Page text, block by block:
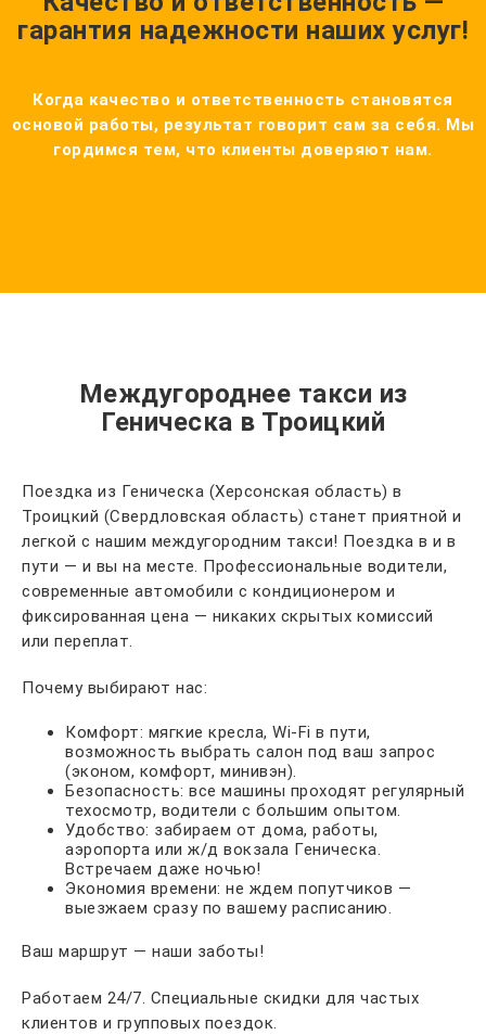
гарантия надежности наших услуг!
Когда качество и ответственность становятся
основой работы, результат говорит сам за себя. Мы
гордимся тем, что клиенты доверяют нам.
Междугороднее такси из
Геническа в Троицкий
Поездка из Геническа (Херсонская область) в
Троицкий (Свердловская область) станет приятной и
легкой с нашим междугородним такси! Поездка в и в
пути — и вы на месте. Профессиональные водители,
современные автомобили с кондиционером и
фиксированная цена — никаких скрытых комиссий
или переплат.
Почему выбирают нас:
Комфорт: мягкие кресла, Wi-Fi в пути,
возможность выбрать салон под ваш запрос
(эконом, комфорт, минивэн).
Безопасность: все машины проходят регулярный
техосмотр, водители с большим опытом.
Удобство: забираем от дома, работы,
аэропорта или ж/д вокзала Геническа.
Встречаем даже ночью!
Экономия времени: не ждем попутчиков —
выезжаем сразу по вашему расписанию.
Ваш маршрут — наши заботы!
Работаем 24/7. Специальные скидки для частых
клиентов и групповых поездок.